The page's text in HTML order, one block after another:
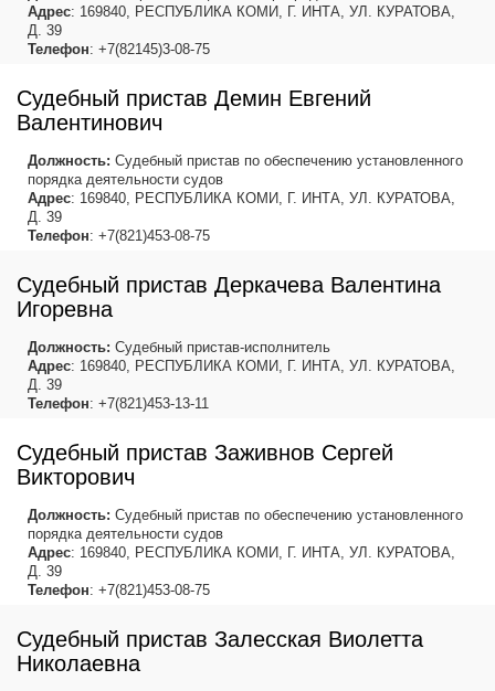
Адрес: 169840, РЕСПУБЛИКА КОМИ, Г. ИНТА, УЛ. КУРАТОВА,
Д. 39
Телефон: +7(82145)3-08-75
Судебный пристав Демин Евгений
Валентинович
Должность: Судебный пристав по обеспечению установленного
порядка деятельности судов
Адрес: 169840, РЕСПУБЛИКА КОМИ, Г. ИНТА, УЛ. КУРАТОВА,
Д. 39
Телефон: +7(821)453-08-75
Судебный пристав Деркачева Валентина
Игоревна
Должность: Судебный пристав-исполнитель
Адрес: 169840, РЕСПУБЛИКА КОМИ, Г. ИНТА, УЛ. КУРАТОВА,
Д. 39
Телефон: +7(821)453-13-11
Судебный пристав Заживнов Сергей
Викторович
Должность: Судебный пристав по обеспечению установленного
порядка деятельности судов
Адрес: 169840, РЕСПУБЛИКА КОМИ, Г. ИНТА, УЛ. КУРАТОВА,
Д. 39
Телефон: +7(821)453-08-75
Судебный пристав Залесская Виолетта
Николаевна